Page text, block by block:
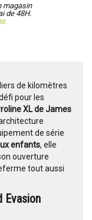
magasin
de 48H.
de kilomètres
pour les
XL de James
de série
enfants, elle
ouverture
tout aussi
Evasion